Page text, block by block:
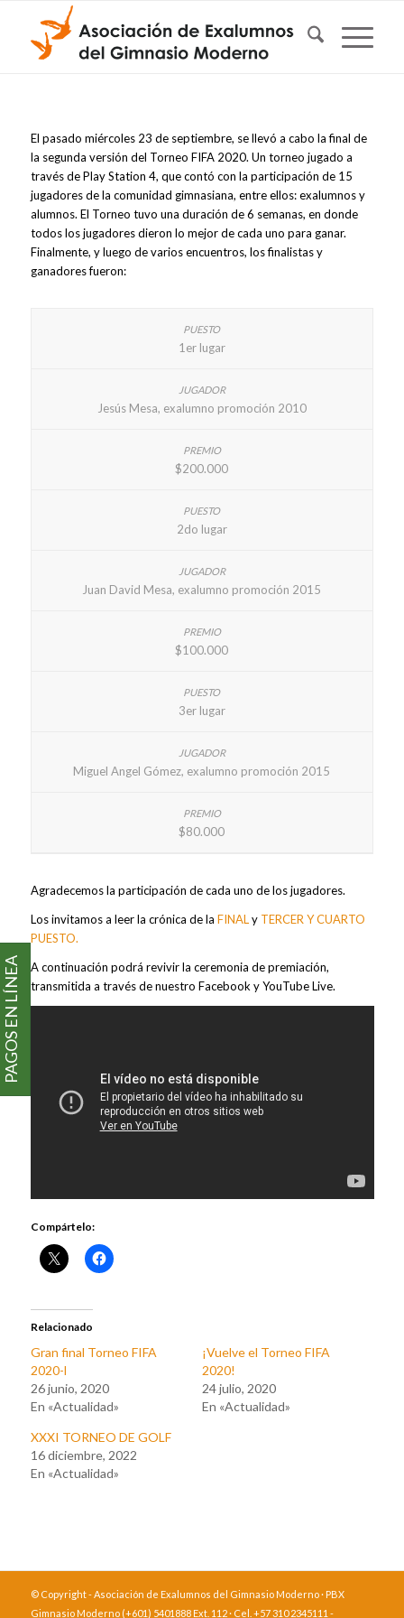
El pasado miércoles 23 de septiembre, se llevó a cabo la final de
la segunda versión del Torneo FIFA 2020. Un torneo jugado a
través de Play Station 4, que contó con la participación de 15
jugadores de la comunidad gimnasiana, entre ellos: exalumnos y
alumnos. El Torneo tuvo una duración de 6 semanas, en donde
todos los jugadores dieron lo mejor de cada uno para ganar.
Finalmente, y luego de varios encuentros, los finalistas y
ganadores fueron:
1er lugar
Jesús Mesa, exalumno promoción 2010
$200.000
2do lugar
Juan David Mesa, exalumno promoción 2015
$100.000
3er lugar
Miguel Angel Gómez, exalumno promoción 2015
$80.000
Agradecemos la participación de cada uno de los jugadores.
Los invitamos a leer la crónica de la FINALy TERCER Y CUARTO
PUESTO.
A continuación podrá revivir la ceremonia de premiación,
transmitida a través de nuestro Facebook y YouTube Live.
Compártelo:
Relacionado
Gran final Torneo FIFA
2020-l
26 junio, 2020
En «Actualidad»
¡Vuelve el Torneo FIFA
2020!
24 julio, 2020
En «Actualidad»
XXXI TORNEO DE GOLF
16 diciembre, 2022
En «Actualidad»
© Copyright - Asociación de Exalumnos del Gimnasio Moderno · PBX
Gimnasio Moderno (+601) 5401888 Ext. 112 · Cel. +57 310 2345111 -
PAGOS EN LÍNEA